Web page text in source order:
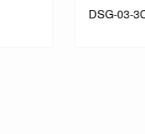
DSG-03-3C12-A200-50